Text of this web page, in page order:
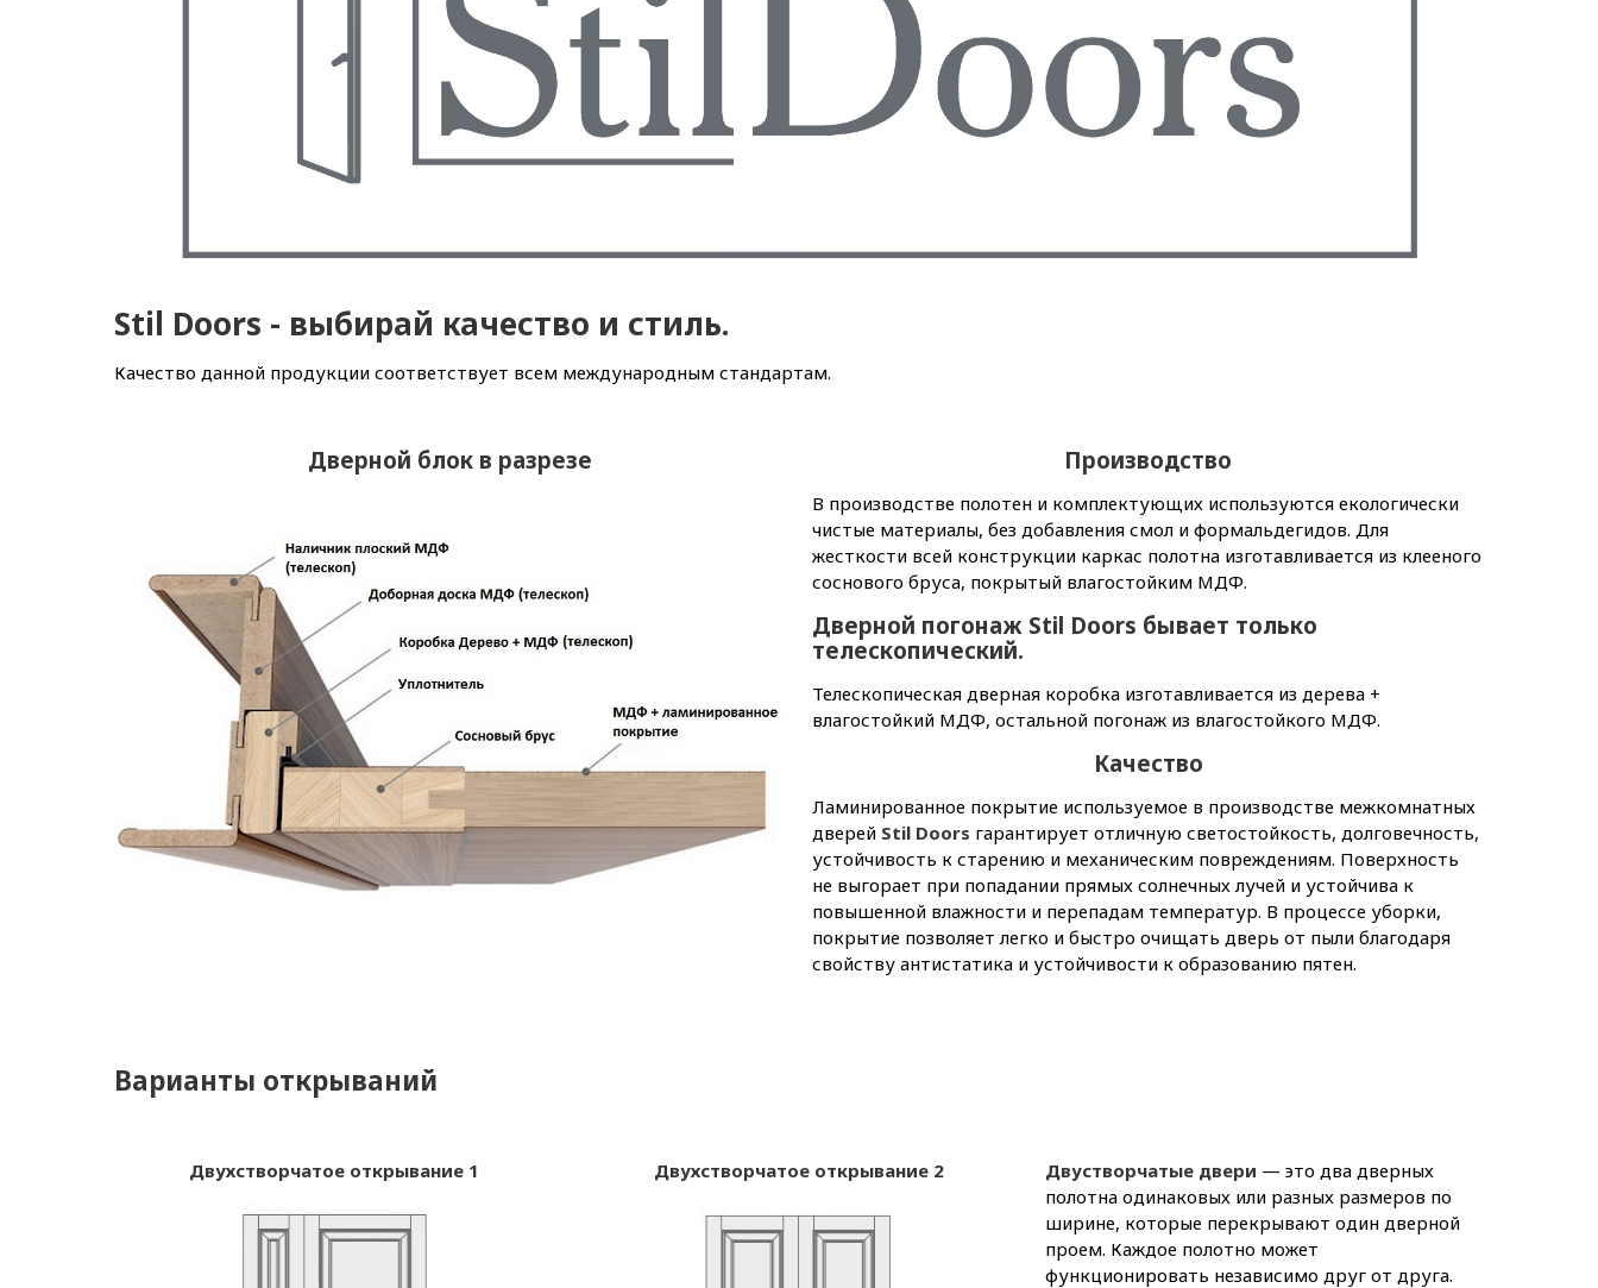
Stil Doors - выбирай качество и стиль.
Качество данной продукции соответствует всем международным стандартам.
Дверной блок в разрезе Производство
В производстве полотен и комплектующих используются екологически
чистые материалы, без добавления смол и формальдегидов. Для
жесткости всей конструкции каркас полотна изготавливается из клееного
соснового бруса, покрытый влагостойким МДФ.
Дверной погонаж Stil Doors бывает только
телескопический.
Телескопическая дверная коробка изготавливается из дерева +
влагостойкий МДФ, остальной погонаж из влагостойкого МДФ.
Качество
Ламинированное покрытие используемое в производстве межкомнатных
дверей Stil Doors гарантирует отличную светостойкость, долговечность,
устойчивость к старению и механическим повреждениям. Поверхность
не выгорает при попадании прямых солнечных лучей и устойчива к
повышенной влажности и перепадам температур. В процессе уборки,
покрытие позволяет легко и быстро очищать дверь от пыли благодаря
свойству антистатика и устойчивости к образованию пятен.
Варианты открываний
Двухстворчатое открывание 1 Двухстворчатое открывание 2 Двустворчатые двери — это два дверных
полотна одинаковых или разных размеров по
ширине, которые перекрывают один дверной
проем. Каждое полотно может
функционировать независимо друг от друга.